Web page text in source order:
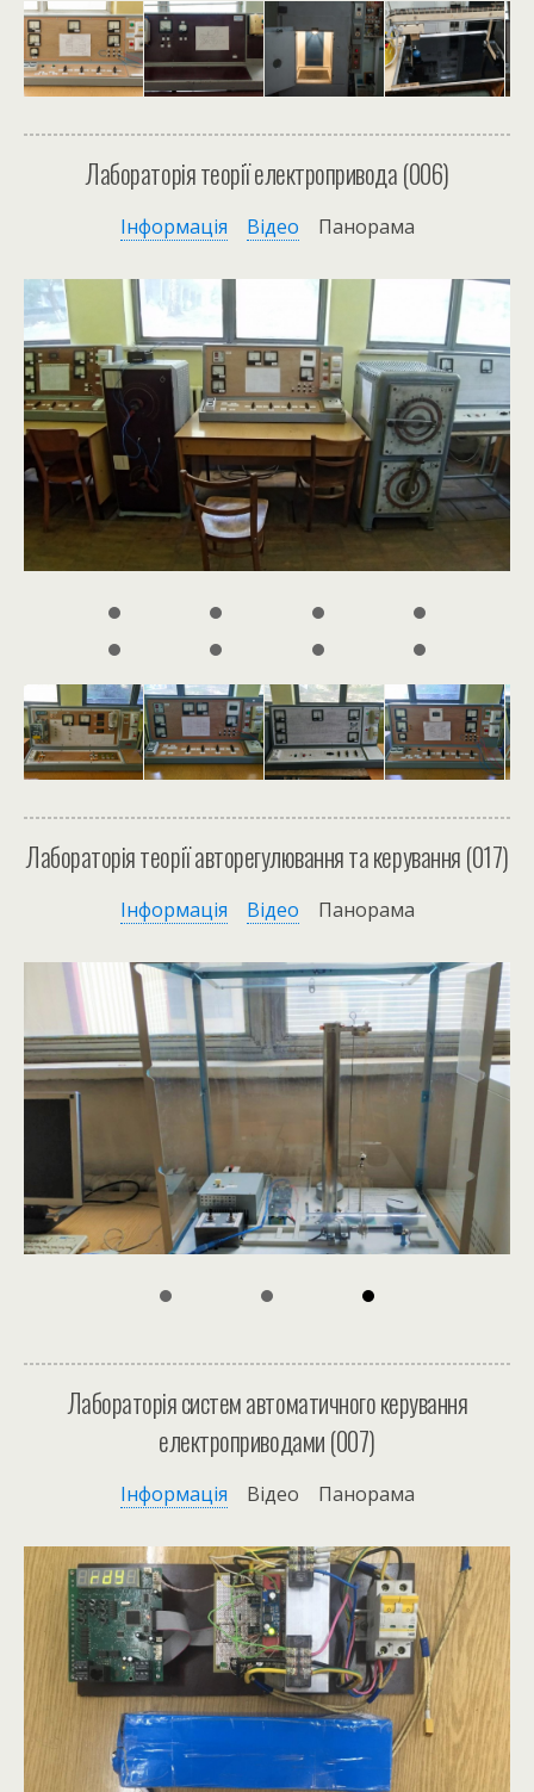
Лабораторія теорії електропривода (006)
Інформація Відео Панорама
Лабораторія теорії авторегулювання та керування (017)
Інформація Відео Панорама
Лабораторія систем автоматичного керування
електроприводами(007)
Інформація Відео Панорама